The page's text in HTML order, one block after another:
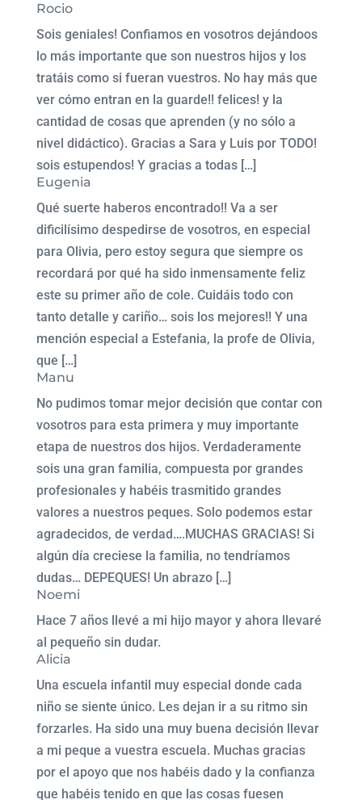
Rocio
Sois geniales! Confiamos en vosotros dejándoos
lo más importante que son nuestros hijos y los
tratáis como si fueran vuestros. No hay más que
ver cómo entran en la guarde!! felices! y la
cantidad de cosas que aprenden (y no sólo a
nivel didáctico). Gracias a Sara y Luis por TODO!
sois estupendos! Y gracias a todas […]
Eugenia
Qué suerte haberos encontrado!! Va a ser
dificilísimo despedirse de vosotros, en especial
para Olivia, pero estoy segura que siempre os
recordará por qué ha sido inmensamente feliz
este su primer año de cole. Cuidáis todo con
tanto detalle y cariño… sois los mejores!! Y una
mención especial a Estefania, la profe de Olivia,
que […]
Manu
No pudimos tomar mejor decisión que contar con
vosotros para esta primera y muy importante
etapa de nuestros dos hijos. Verdaderamente
sois una gran familia, compuesta por grandes
profesionales y habéis trasmitido grandes
valores a nuestros peques. Solo podemos estar
agradecidos, de verdad….MUCHAS GRACIAS! Si
algún día creciese la familia, no tendríamos
dudas… DEPEQUES! Un abrazo […]
Noemi
Hace 7 años llevé a mi hijo mayor y ahora llevaré
al pequeño sin dudar.
Alicia
Una escuela infantil muy especial donde cada
niño se siente único. Les dejan ir a su ritmo sin
forzarles. Ha sido una muy buena decisión llevar
a mi peque a vuestra escuela. Muchas gracias
por el apoyo que nos habéis dado y la confianza
que habéis tenido en que las cosas fuesen